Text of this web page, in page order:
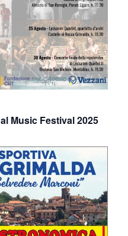
Music Festival 2025